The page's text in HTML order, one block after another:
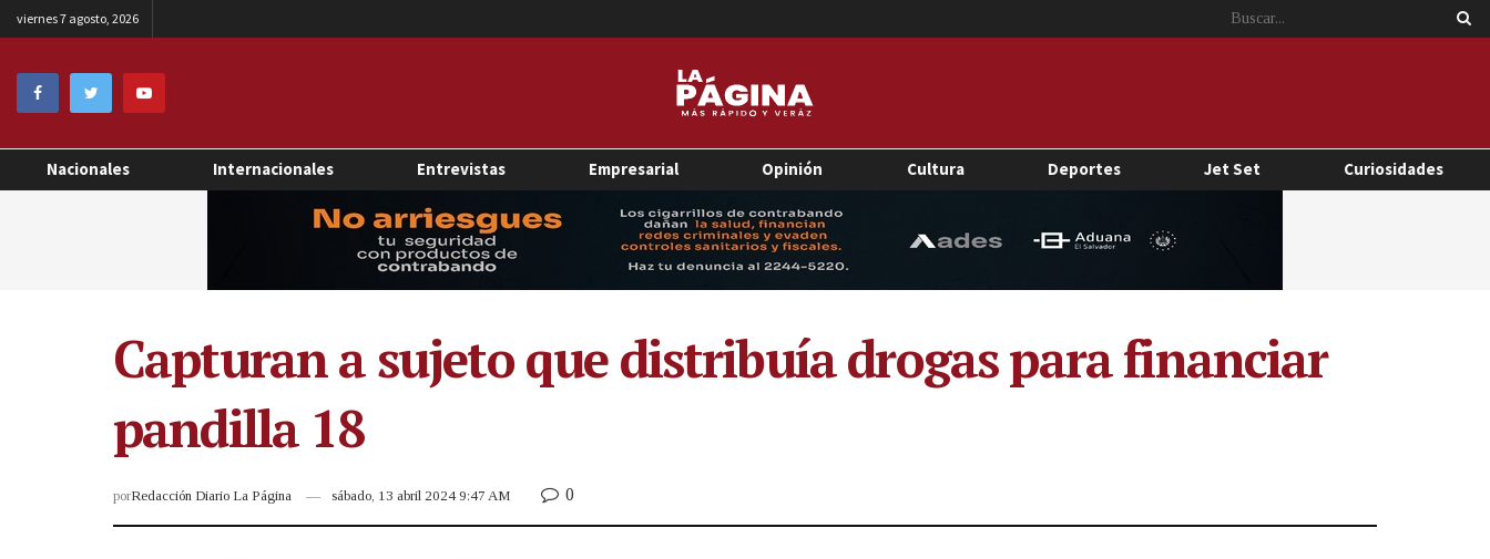
viernes 7 agosto, 2026
Nacionales Internacionales Entrevistas Empresarial Opinión Cultura Deportes Jet Set Curiosidades
Capturan a sujeto que distribuía drogas para financiar
pandilla 18
porRedacción Diario La Página sábado, 13 abril 2024 9:47 AM 0